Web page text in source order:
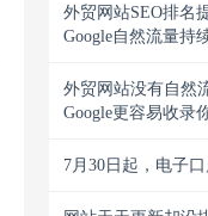
外贸网站SEO排名
Google自然流量持
外贸网站没有自然
Google更容易收录
7月30日起，电子